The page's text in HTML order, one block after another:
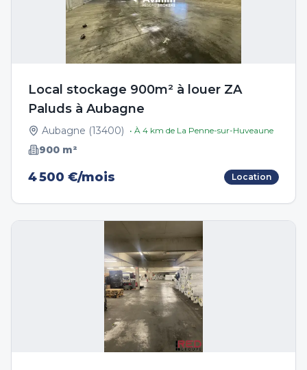
Local stockage 900m² à louer ZA
Paluds à Aubagne
Aubagne (13400) • À 4 km de La Penne-sur-Huveaune
900 m²
4 500 €/mois Location